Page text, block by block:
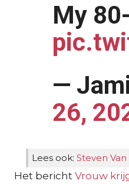
My
—
26,
Lees ook: Steven
Het bericht Vrouw